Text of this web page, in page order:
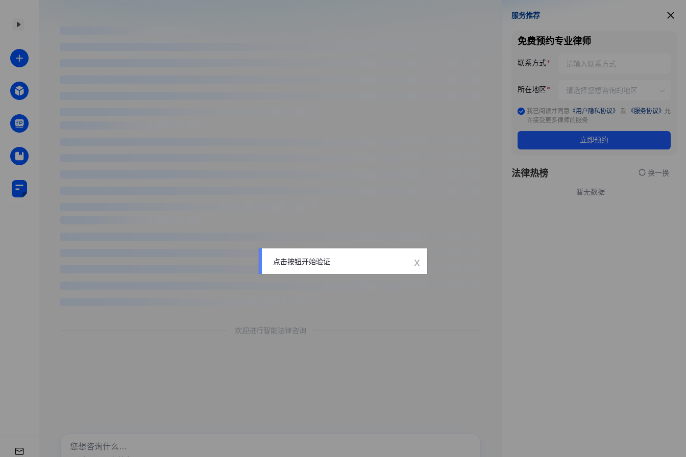
欢迎进行智能法律咨询
服务推荐
服务推荐
免费预约专业律师
联系方式
所在地区
我已阅读并同意 《用户隐私协议》 及 《服务协议》 允
许接受更多律师的服务
立即预约
法律热榜 换一换
暂无数据
点击按钮开始验证 x